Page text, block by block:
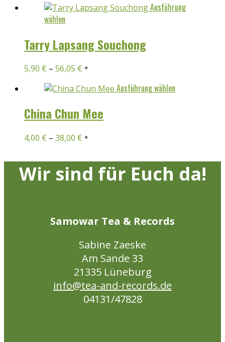
Ausführung
wählen
weist
mehrere
auf.
Die
Optionen
können
auf
Produktseite
werden
Tarry Lapsang Souchong
5,90 € – 56,05 € *
Ausführung wählen
Optionen
können
China Chun Mee
4,00 € – 38,00 € *
Wir sind für Euch da!
Samowar Tea & Records
Sabine Zaeske
Am Sande 33
21335 Lüneburg
info@tea-and-records.de
04131/47828